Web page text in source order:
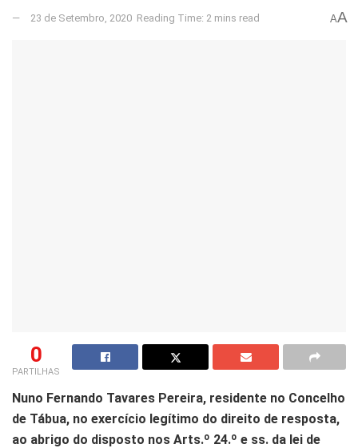
23 de Setembro, 2020 Reading Time: 2 mins read AA
0
PARTILHAS
Nuno Fernando Tavares Pereira, residente no Concelho
de Tábua, no exercício legítimo do direito de resposta,
ao abrigo do disposto nos Arts.º 24.º e ss. da lei de